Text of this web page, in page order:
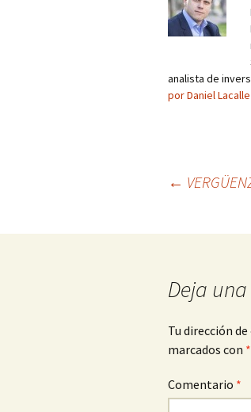
analista de
por Daniel Lacalle
←
Deja
Tu dirección
marcados con *
Comentario *